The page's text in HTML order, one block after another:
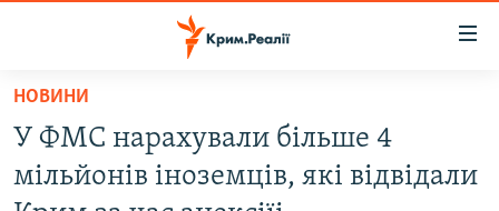
Перейти
основного
матеріалу
Перейти
ВІДЕО ТА ФОТО
НОВИНИ
У ФМС нарахували більше 4
мільйонів іноземців, які відвідали